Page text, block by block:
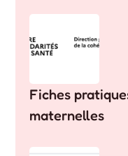
Fiches
maternelles